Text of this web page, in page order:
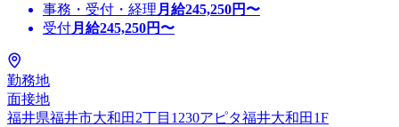
事務・受付・経理 月給245,250円〜
受付月給245,250円〜
勤務地
面接地
福井県福井市大和田2丁目1230アピタ福井大和田1F